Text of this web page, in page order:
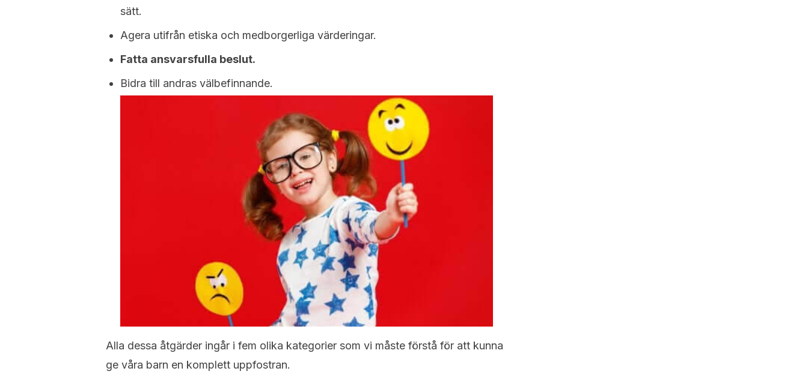
sätt.
Agera utifrån etiska och medborgerliga värderingar.
Fatta ansvarsfulla beslut.
Bidra till andras välbefinnande.
Alla dessa åtgärder ingår i fem olika kategorier som vi måste förstå för att kunna
ge våra barn en komplett uppfostran.